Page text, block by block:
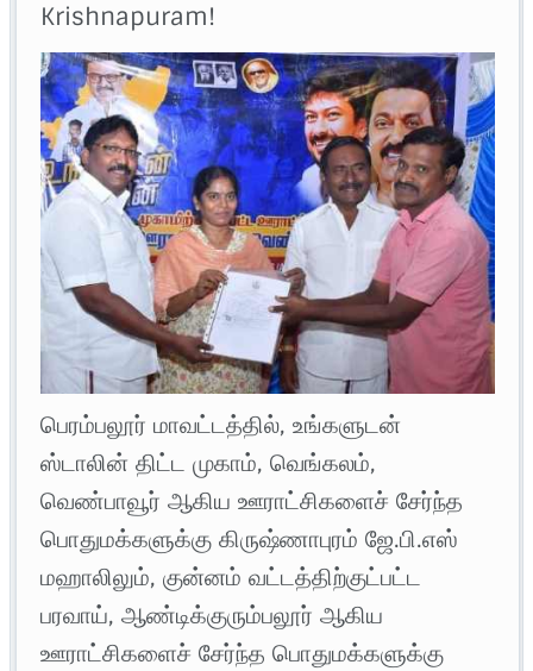
Krishnapuram!
பெரம்பலூர் மாவட்டத்தில், உங்களுடன்
ஸ்டாலின் திட்ட முகாம், வெங்கலம்,
வெண்பாவூர் ஆகிய ஊராட்சிகளைச் சேர்ந்த
பொதுமக்களுக்கு கிருஷ்ணாபுரம் ஜே.பி.எஸ்
மஹாலிலும், குன்னம் வட்டத்திற்குட்பட்ட
பரவாய், ஆண்டிக்குரும்பலூர் ஆகிய
ஊராட்சிகளைச் சேர்ந்த பொதுமக்களுக்கு